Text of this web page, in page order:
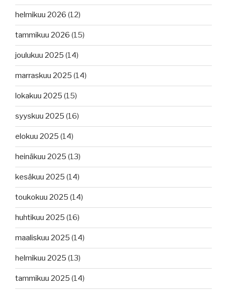
helmikuu 2026 (12)
tammikuu 2026 (15)
joulukuu 2025 (14)
marraskuu 2025 (14)
lokakuu 2025 (15)
syyskuu 2025 (16)
elokuu 2025 (14)
heinäkuu 2025 (13)
kesäkuu 2025 (14)
toukokuu 2025 (14)
huhtikuu 2025 (16)
maaliskuu 2025 (14)
helmikuu 2025 (13)
tammikuu 2025 (14)